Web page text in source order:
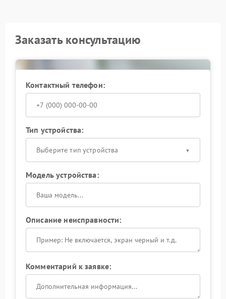
Заказать консультацию
Контактный телефон:
Тип устройства:
Выберите тип устройства
Модель устройства:
Описание неисправности:
Комментарий к заявке: